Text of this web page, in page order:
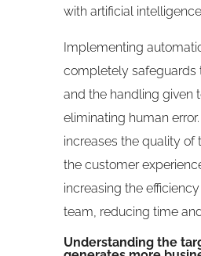
with artificial
Implementing
completely safeguards
and the handling given
eliminating human
increases the quality of
the customer
increasing the
team, reducing time
Understanding the